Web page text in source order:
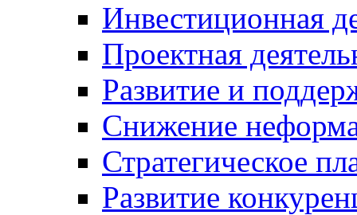
Инвестиционная
Проектная
Развитие и
Снижение
Стратегическое
Развитие